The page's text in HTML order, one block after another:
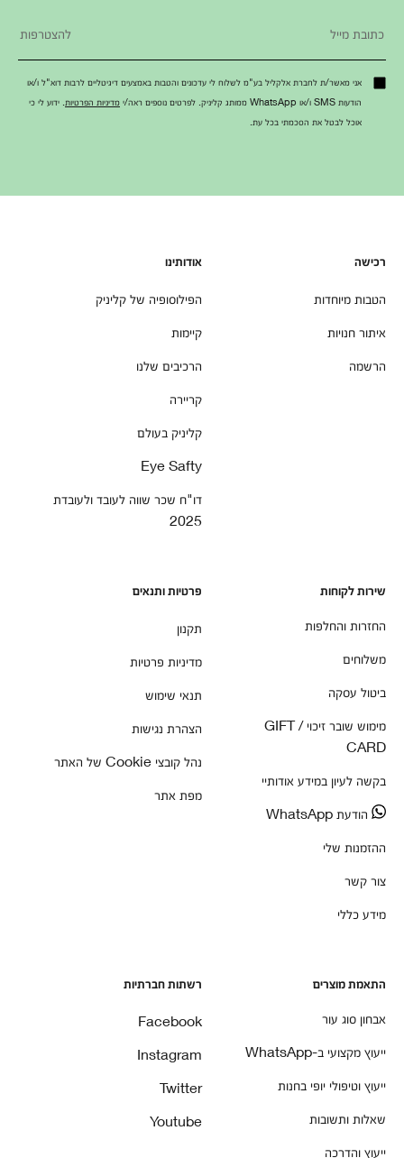
אני מאשר/ת לחברת אלקליל בע"מ לשלוח לי עדכונים והטבות באמצעים דיגיטליים לרבות דוא"ל ו/או
הודעות SMS ו/או WhatsApp ממותג קליניק. לפרטים נוספים ראה/י
מדיניות הפרטיות . ידוע לי כי
אוכל לבטל את הסכמתי בכל עת.
רכישה
הטבות מיוחדות
איתור חנויות
הרשמה
אודותינו
הפילוסופיה של קליניק
קיימות
הרכיבים שלנו
קריירה
קליניק בעולם
Eye Safty
דו"ח שכר שווה לעובד ולעובדת
2025
שירות לקוחות
החזרות והחלפות
משלוחים
ביטול עסקה
מימוש שובר זיכוי / GIFT
CARD
בקשה לעיון במידע אודותיי
הודעת WhatsApp
ההזמנות שלי
צור קשר
מידע כללי
פרטיות ותנאים
תקנון
מדיניות פרטיות
תנאי שימוש
הצהרת נגישות
נהל קובצי Cookie של האתר
מפת אתר
התאמת מוצרים
אבחון סוג עור
ייעוץ מקצועי ב-WhatsApp
ייעוץ וטיפולי יופי בחנות
שאלות ותשובות
ייעוץ והדרכה
רשתות חברתיות
Facebook
Instagram
Twitter
Youtube